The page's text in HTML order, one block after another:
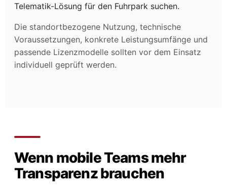
Telematik-Lösung für den Fuhrpark suchen.
Die standortbezogene Nutzung, technische
Voraussetzungen, konkrete Leistungsumfänge und
passende Lizenzmodelle sollten vor dem Einsatz
individuell geprüft werden.
Wenn mobile Teams mehr
Transparenz brauchen